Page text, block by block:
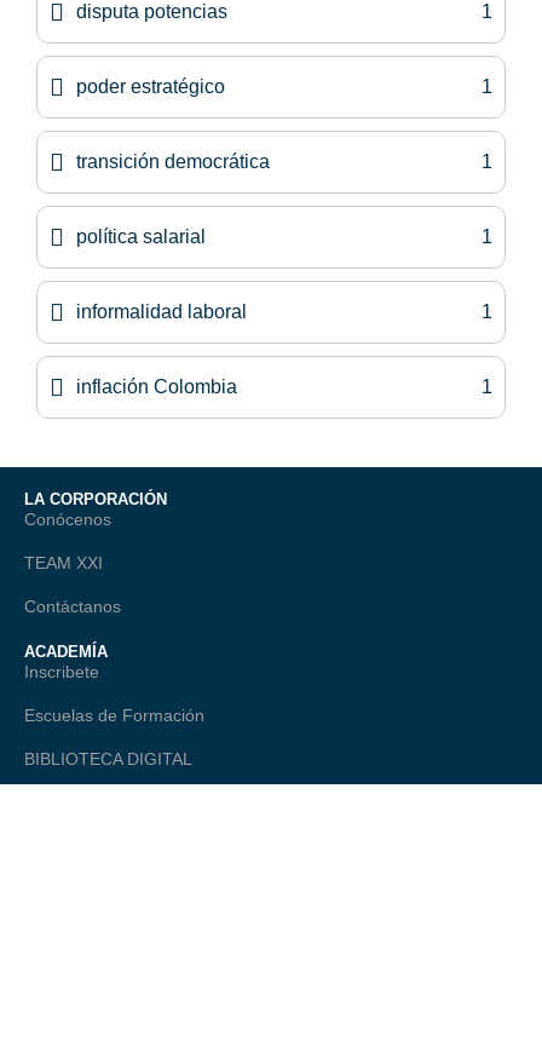
disputa potencias 1
poder estratégico 1
transición democrática 1
política salarial 1
informalidad laboral 1
inflación Colombia 1
LA CORPORACIÓN
Conócenos
TEAM XXI
Contáctanos
ACADEMÍA
Inscribete
Escuelas de Formación
BIBLIOTECA DIGITAL